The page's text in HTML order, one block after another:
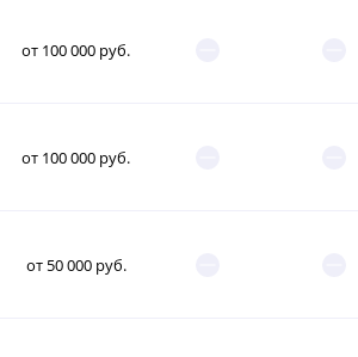
от 100 000 руб.
от 100 000 руб.
от 50 000 руб.